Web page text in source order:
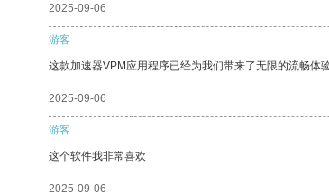
2025-09-06
游客
这款加速器VPM应用程序已经为我们带来了无限的流畅体
2025-09-06
游客
这个软件我非常喜欢
2025-09-06